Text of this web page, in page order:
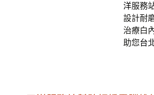
洋服務
設計耐
治療白
助您台